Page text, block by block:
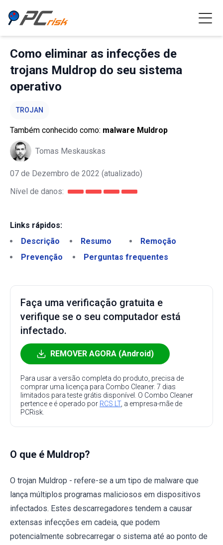
Como eliminar as infecções de
trojans Muldrop do seu sistema
operativo
TROJAN
Também conhecido como: malware Muldrop
Tomas Meskauskas
07 de Dezembro de 2022 (atualizado)
Nível de danos:
Links rápidos:
Descrição
Resumo
Remoção
Prevenção
Perguntas frequentes
Faça uma verificação gratuita e
verifique se o seu computador está
infectado.
REMOVER AGORA (Android)
Para usar a versão completa do produto, precisa de
comprar uma licença para Combo Cleaner. 7 dias
limitados para teste grátis disponível. O Combo Cleaner
pertence e é operado por RCS LT, a empresa-mãe de
PCRisk.
O que é Muldrop?
O trojan Muldrop - refere-se a um tipo de malware que
lança múltiplos programas maliciosos em dispositivos
infectados. Estes descarregadores tendem a causar
extensas infecções em cadeia, que podem
potencialmente sobrecarregar o sistema até ao ponto de